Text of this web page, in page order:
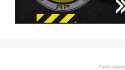
Publicidade